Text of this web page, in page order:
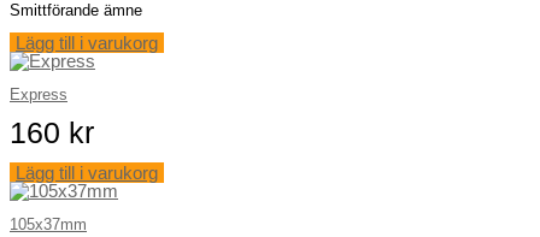
Smittförande ämne
Lägg till i varukorg
Express
160 kr
Lägg till i varukorg
105x37mm